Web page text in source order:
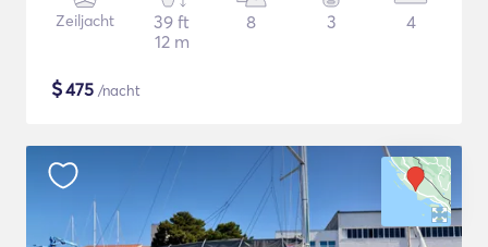
Zeiljacht
39 ft
12 m
8 3 4
$475 /nacht